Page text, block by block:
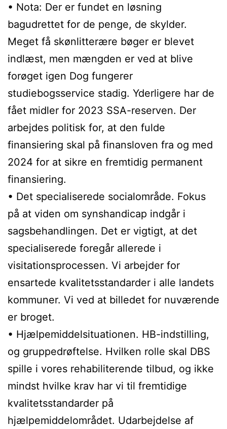
• Nota: Der er fundet en løsning
bagudrettet for de penge, de skylder.
Meget få skønlitterære bøger er blevet
indlæst, men mængden er ved at blive
forøget igen Dog fungerer
studiebogsservice stadig. Yderligere har de
fået midler for 2023 SSA-reserven. Der
arbejdes politisk for, at den fulde
finansiering skal på finansloven fra og med
2024 for at sikre en fremtidig permanent
finansiering.
• Det specialiserede socialområde. Fokus
på at viden om synshandicap indgår i
sagsbehandlingen. Det er vigtigt, at det
specialiserede foregår allerede i
visitationsprocessen. Vi arbejder for
ensartede kvalitetsstandarder i alle landets
kommuner. Vi ved at billedet for nuværende
er broget.
• Hjælpemiddelsituationen. HB-indstilling,
og gruppedrøftelse. Hvilken rolle skal DBS
spille i vores rehabiliterende tilbud, og ikke
mindst hvilke krav har vi til fremtidige
kvalitetsstandarder på
hjælpemiddelområdet. Udarbejdelse af